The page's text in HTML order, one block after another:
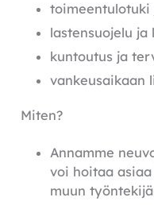
toimeentulotuki
lastensuojelu ja
kuntoutus ja
vankeusaikaan
Miten?
Annamme
voi hoitaa
muun